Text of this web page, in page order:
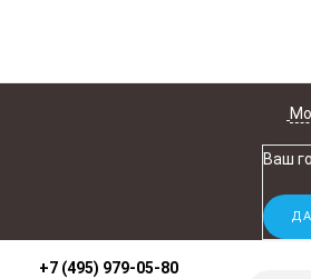
Ваш
+7 (495) 979-05-80